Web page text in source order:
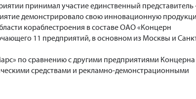
принимал участие единственный представитель
демонстрировало свою инновационную
кораблестроения в составе ОАО «Концерн
11 предприятий, в основном из Москвы и
по сравнению с другими предприятиями Концерна
средствами и рекламно-демонстрационными